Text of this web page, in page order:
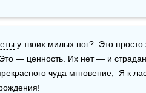
у твоих милых ног?  Это
Это — ценность. Их нет — и
чуда мгновение,  Я к